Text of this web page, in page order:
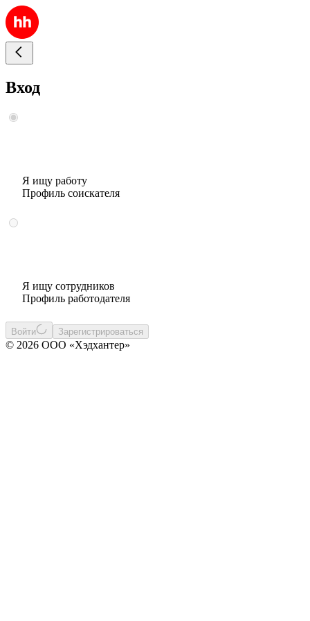
Вход
Я ищу работу
Профиль соискателя
Я ищу сотрудников
Профиль работодателя
Войти Зарегистрироваться
© 2026 ООО «Хэдхантер»